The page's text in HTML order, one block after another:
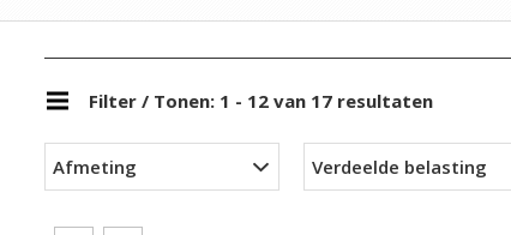
Filter / Tonen: 1 - 12 van 17 resultaten
Afmeting Verdeelde belasting